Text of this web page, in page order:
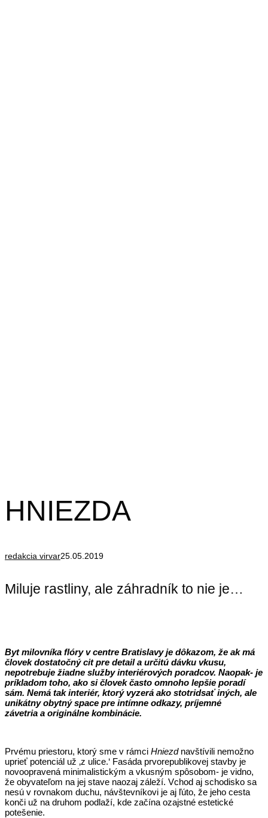
HNIEZDA
redakcia virvar25.05.2019
Miluje rastliny, ale záhradník to nie je…
Byt milovníka flóry v centre Bratislavy je dôkazom, že ak má
človek dostatočný cit pre detail a určitú dávku vkusu,
nepotrebuje žiadne služby interiérových poradcov. Naopak- je
príkladom toho, ako si človek často omnoho lepšie poradí
sám. Nemá tak interiér, ktorý vyzerá ako stotridsať iných, ale
unikátnyobytný space pre intímne odkazy, príjemné
závetria a originálne kombinácie.
Prvému priestoru, ktorý sme v rámci Hniezd navštívili nemožno
uprieť potenciál už ‚z ulice.‘ Fasáda prvorepublikovej stavby je
novoopravená minimalistickým a vkusným spôsobom- je vidno,
že obyvateľom na jej stave naozaj záleží. Vchod aj schodisko sa
nesú v rovnakom duchu, návštevníkovi je aj ľúto, že jeho cesta
konči už na druhom podlaží, kde začína ozajstné estetické
potešenie.